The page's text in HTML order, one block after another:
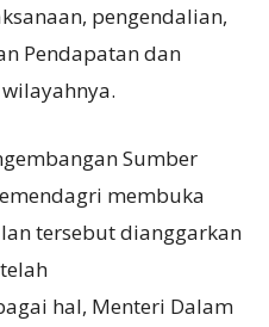
pengendalian,
Pendapatan dan
Sumber
membuka
tersebut dianggarkan
hal, Menteri Dalam